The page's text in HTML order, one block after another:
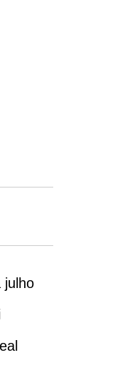
julho